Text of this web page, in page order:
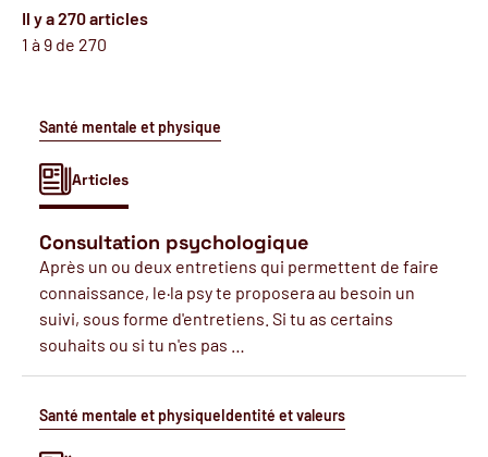
Il y a 270 articles
1 à 9 de 270
Santé mentale et physique
Articles
Consultation psychologique
Après un ou deux entretiens qui permettent de faire
connaissance, le·la psy te proposera au besoin un
suivi, sous forme d'entretiens. Si tu as certains
souhaits ou si tu n'es pas …
Santé mentale et physiqueIdentité et valeurs